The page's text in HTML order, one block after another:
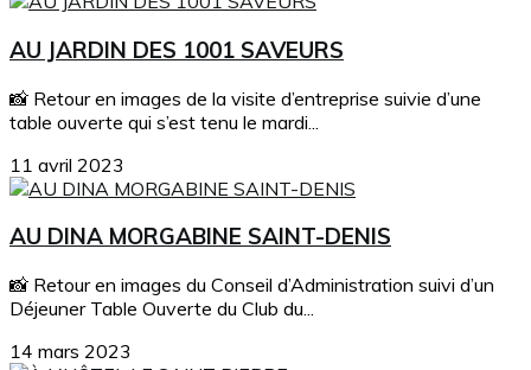
AU JARDIN DES 1001 SAVEURS
📸 Retour en images de la visite d’entreprise suivie d’une
table ouverte qui s’est tenu le mardi...
11 avril 2023
AU DINA MORGABINE SAINT-DENIS
📸 Retour en images du Conseil d’Administration suivi d’un
Déjeuner Table Ouverte du Club du...
14 mars 2023